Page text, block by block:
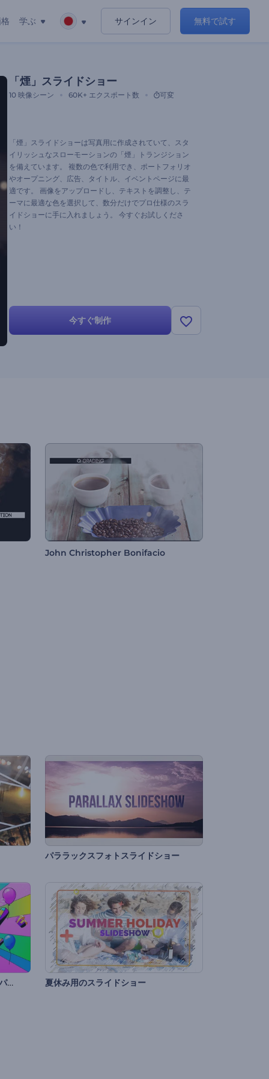
学ぶ サインイン 無料で試す
「煙」スライドショー
10 映像シーン 60K+ エクスポート数 可変
「煙」スライドショーは写真用に作成されていて、スタ
イリッシュなスローモーションの「煙」トランジション
を備えています。 複数の色で利用でき、ポートフォリオ
やオープニング、広告、タイトル、イベントページに最
適です。 画像をアップロードし、テキストを調整し、テ
ーマに最適な色を選択して、数分だけでプロ仕様のスラ
イドショーに手に入れましょう。 今すぐお試しくださ
い！
今すぐ制作
John Christopher Bonifacio
パララックスフォトスライドショー
カラフルな誕生日アニメーションパック 夏休み用のスライドショー